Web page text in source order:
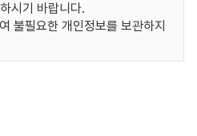
시기 바랍니다.
불필요한 개인정보를 보관하지